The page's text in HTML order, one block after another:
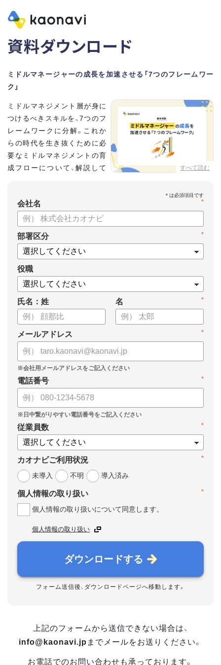
資料ダウンロード
ミドルマネージャーの成長を加速させる「7つのフレームワー
ク」
すべて読む
ミドルマネジメント層が身に
つけるべきスキルを、7つのフ
レームワークに分解。これか
らの時代を生き抜くために必
要なミドルマネジメントの育
成フローについて、解説して
【資料の内容】
・そもそも「マネジメント」とは？
・身につけるべき7つのフレームワーク
・ミドルマネジメント推進上の人事課題
*
会社名
*
部署区分
役職
氏名：姓 *
名
*
メールアドレス
*
電話番号
*
従業員数
*
カオナビご利用状況
未導入
不明 導入済み
*
個人情報の取り扱い
個人情報の取り扱いについて同意します。
個人情報の取り扱い
ダウンロードする
フォーム送信後、ダウンロードページへ移動します。
上記のフォームから送信できない場合は、
info@kaonavi.jp までメールをお送りください。
お電話でのお問い合わせも承っております。